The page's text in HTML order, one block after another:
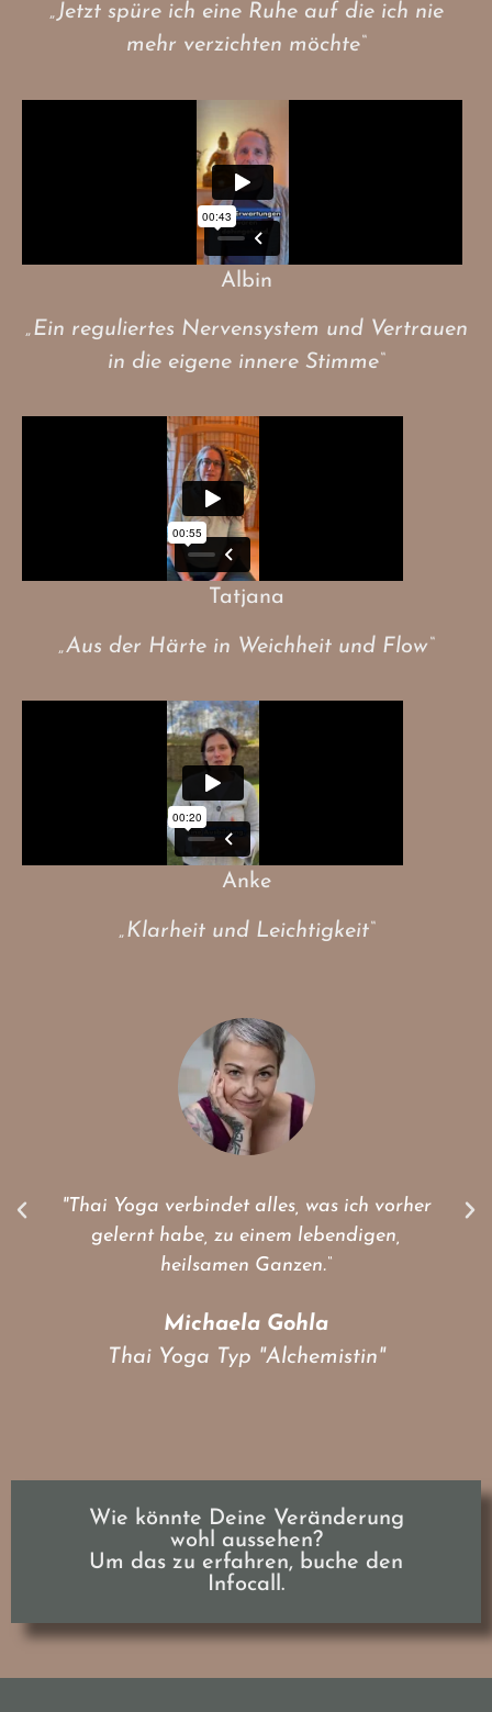
„Jetzt spüre ich eine Ruhe auf die ich nie
mehr verzichten möchte“
Albin
„Ein reguliertes Nervensystem und Vertrauen
in die eigene innere Stimme“
Tatjana
„Aus der Härte in Weichheit und Flow“
Anke
„Klarheit und Leichtigkeit“
"Thai Yoga verbindet alles, was ich vorher
gelernt habe, zu einem lebendigen,
heilsamen Ganzen.“
Michaela Gohla
Thai Yoga Typ "Alchemistin"
Wie könnte Deine Veränderung
wohl aussehen?
Um das zu erfahren, buche den
Infocall.